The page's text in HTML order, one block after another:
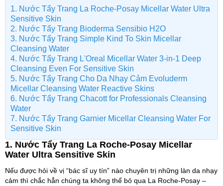
1. Nước Tẩy Trang La Roche-Posay Micellar Water Ultra
Sensitive Skin
2. Nước Tẩy Trang Bioderma Sensibio H2O
3. Nước Tẩy Trang Simple Kind To Skin Micellar
Cleansing Water
4. Nước Tẩy Trang L'Oreal Micellar Water 3-in-1 Deep
Cleansing Even For Sensitive Skin
5. Nước Tẩy Trang Cho Da Nhạy Cảm Evoluderm
Micellar Cleansing Water Reactive Skins
6. Nước Tẩy Trang Chacott for Professionals Cleansing
Water
7. Nước Tẩy Trang Garnier Micellar Cleansing Water For
Sensitive Skin
1. Nước Tẩy Trang La Roche-Posay Micellar
Water Ultra Sensitive Skin
Nếu được hỏi về vị “bác sĩ uy tín” nào chuyên trị những làn da nhạy
cảm thì chắc hẳn chúng ta không thể bỏ qua La Roche-Posay –